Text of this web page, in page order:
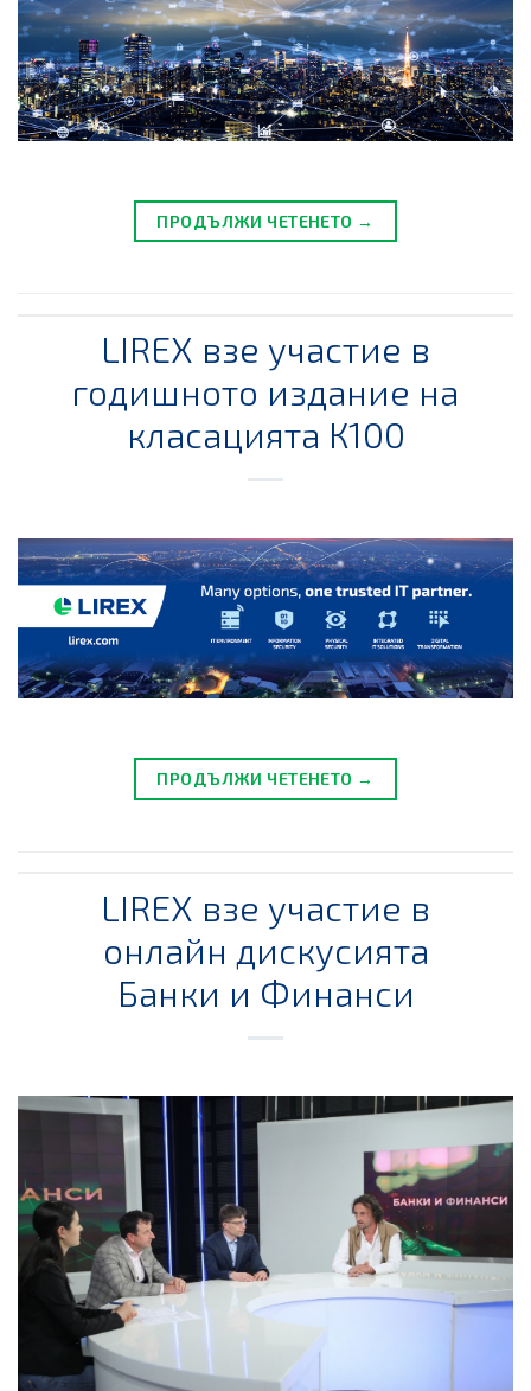
ПРОДЪЛЖИ ЧЕТЕНЕТО →
LIREX взе участие в
годишното издание на
класацията К100
ПРОДЪЛЖИ ЧЕТЕНЕТО →
LIREX взе участие в
онлайн дискусията
Банки и Финанси